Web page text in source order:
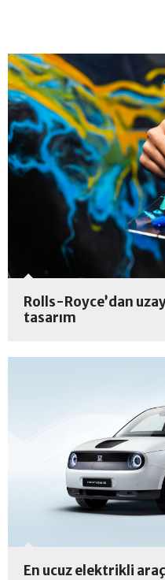
Rolls-Royce’dan
tasarım
En ucuz elektrikli